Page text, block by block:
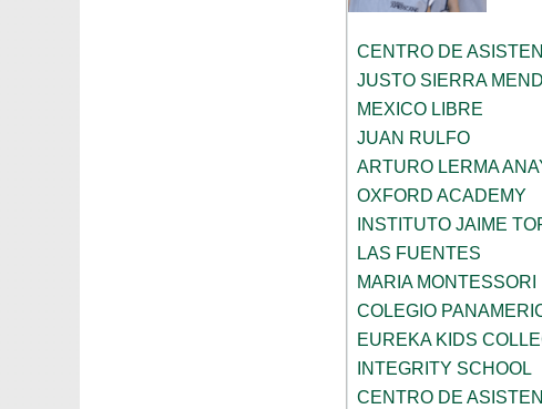
CENTRO DE
JUSTO SIERRA
MEXICO LIBRE
JUAN RULFO
ARTURO LERMA
OXFORD ACADEMY
INSTITUTO JAIME
LAS FUENTES
MARIA MONTESSORI
COLEGIO
EUREKA KIDS
INTEGRITY SCHOOL
CENTRO DE